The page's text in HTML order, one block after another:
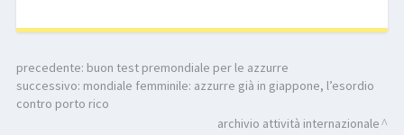
precedente: buon test premondiale per le azzurre
successivo: mondiale femminile: azzurre già in giappone, l’esordio
contro porto rico
archivio attività internazionale